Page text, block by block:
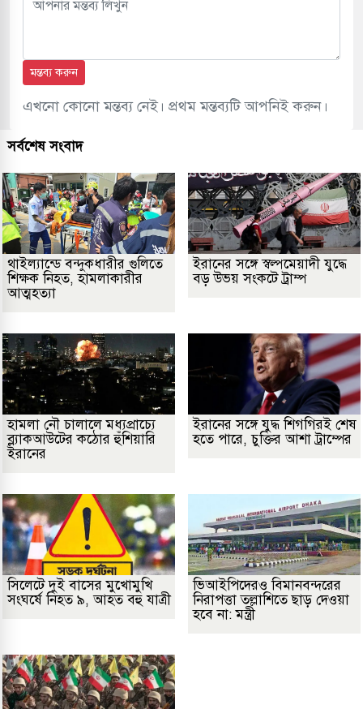
মন্তব্য করুন
এখনো কোনো মন্তব্য নেই। প্রথম মন্তব্যটি আপনিই করুন।
সর্বশেষ সংবাদ
থাইল্যান্ডে বন্দুকধারীর গুলিতে
শিক্ষক নিহত, হামলাকারীর
আত্মহত্যা
ইরানের সঙ্গে স্বল্পমেয়াদী যুদ্ধে
বড় উভয় সংকটে ট্রাম্প
হামলা নৌ চালালে মধ্যপ্রাচ্যে
ব্ল্যাকআউটের কঠোর হুঁশিয়ারি
ইরানের
ইরানের সঙ্গে যুদ্ধ শিগগিরই শেষ
হতে পারে, চুক্তির আশা ট্রাম্পের
সিলেটে দুই বাসের মুখোমুখি
সংঘর্ষে নিহত ৯, আহত বহু যাত্রী
ভিআইপিদেরও বিমানবন্দরের
নিরাপত্তা তল্লাশিতে ছাড় দেওয়া
হবে না: মন্ত্রী